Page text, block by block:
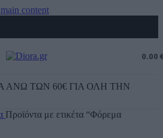
content
0.00
ΑΝΩ ΤΩΝ 60€ ΓΙΑ ΟΛΗ ΤΗΝ
Προϊόντα με ετικέτα “Φόρεμα